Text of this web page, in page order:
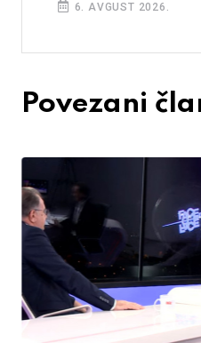
6. AVGUST 2026.
Povezani